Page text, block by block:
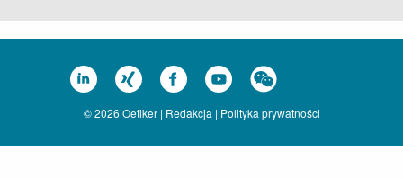
© 2026 Oetiker | Redakcja | Polityka prywatności